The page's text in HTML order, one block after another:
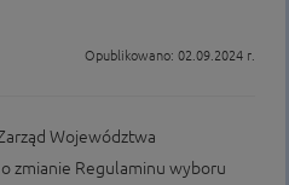
Opublikowano: 02.09.2024 r.
Województwa
zmianie Regulaminu wyboru